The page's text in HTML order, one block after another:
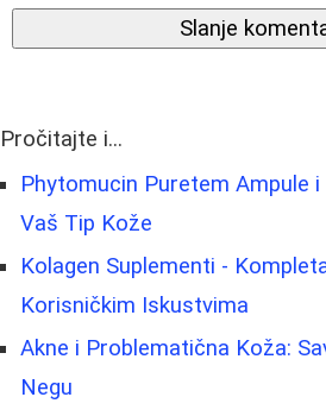
Slanje
Pročitajte i...
Phytomucin Puretem Ampule
Vaš Tip Kože
Kolagen Suplementi -
Korisničkim Iskustvima
Akne i Problematična Koža:
Negu